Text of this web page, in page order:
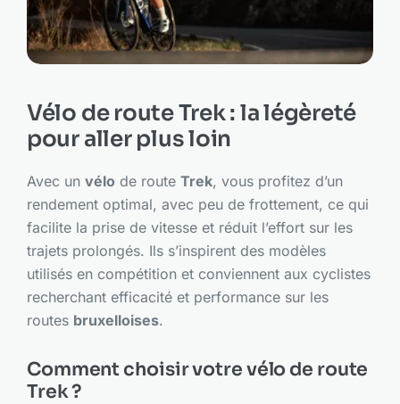
Vélo de route Trek : la légèreté
pour aller plus loin
Avec un vélo de route Trek, vous profitez d’un
rendement optimal, avec peu de frottement, ce qui
facilite la prise de vitesse et réduit l’effort sur les
trajets prolongés. Ils s’inspirent des modèles
utilisés en compétition et conviennent aux cyclistes
recherchant efficacité et performance sur les
routes bruxelloises.
Comment choisir votre vélo de route
Trek ?